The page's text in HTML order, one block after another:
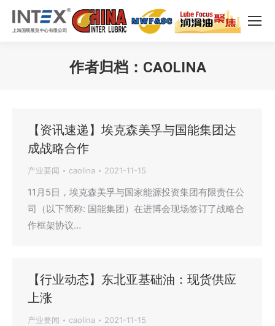
作者归档： CAOLINA
【资讯速递】埃克森美孚与国能集团达
成战略合作
产业要闻 caolina 2021-11-15
11月5日，埃克森美孚与国家能源投资集团有限责任公
司（以下简称: 国能集团）在进博会现场签订了战略合
作框架协议…
【行业动态】东北亚基础油：现货供应
上涨
产业要闻 caolina 2021-11-15